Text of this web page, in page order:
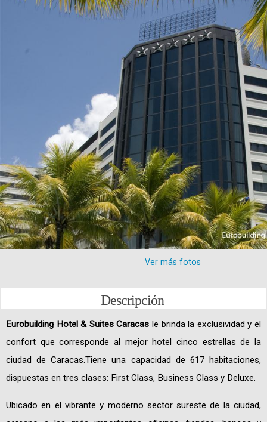
Ver más fotos
Descripción
Eurobuilding Hotel & Suites Caracas le brinda la exclusividad y el
confort que corresponde al mejor hotel cinco estrellas de la
ciudad de Caracas.Tiene una capacidad de 617 habitaciones,
dispuestas en tres clases: First Class, Business Class y Deluxe.
Ubicado en el vibrante y moderno sector sureste de la ciudad,